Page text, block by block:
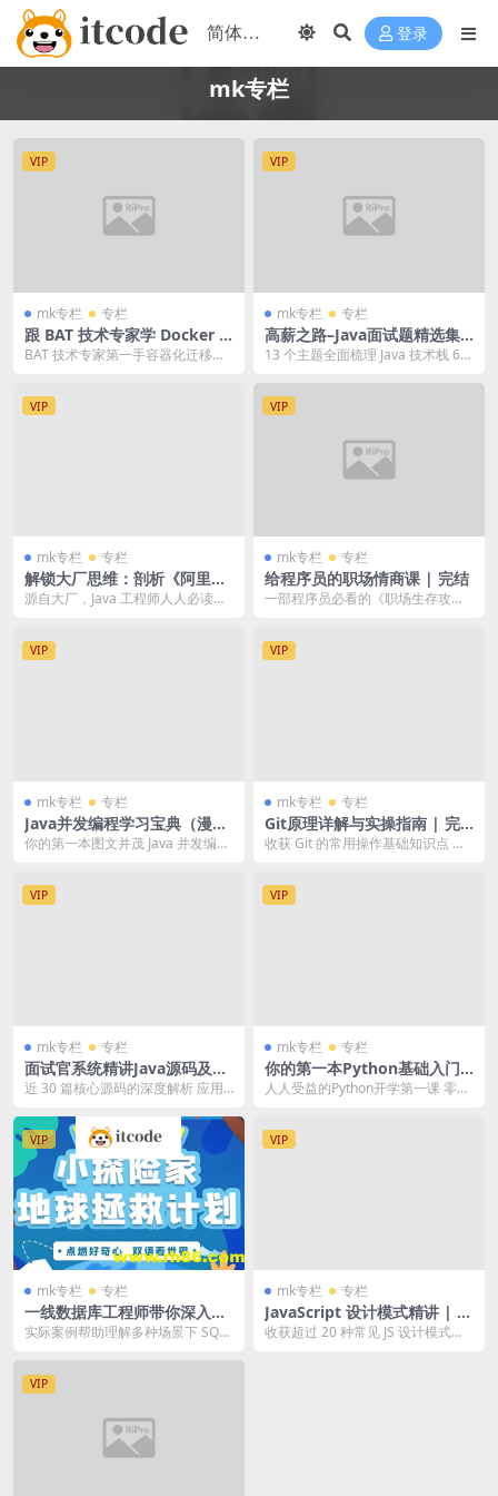
登录
mk专栏
VIP
mk专栏 专栏
跟 BAT 技术专家学 Docker +
K8S | 完结
BAT 技术专家第一手容器化迁移经
VIP
mk专栏 专栏
高薪之路–Java面试题精选集 |
完结
13 个主题全面梳理 Java 技术栈 60
VIP
mk专栏 专栏
解锁大厂思维：剖析《阿里巴
巴 Java 开发手册》 | 完结
源自大厂，Java 工程师人人必读的
VIP
mk专栏 专栏
给程序员的职场情商课 | 完结
一部程序员必看的《职场生存攻
VIP
mk专栏 专栏
Java并发编程学习宝典（漫画
版） | 完结
你的第一本图文并茂 Java 并发编程
VIP
mk专栏 专栏
Git原理详解与实操指南 | 完
结
收获 Git 的常用操作基础知识点 掌
VIP
mk专栏 专栏
面试官系统精讲Java源码及大
厂真题 | 完结
近 30 篇核心源码的深度解析 应用
验 总结最佳设...
VIP
mk专栏 专栏
你的第一本Python基础入门
书 | 完结
人人受益的Python开学第一课 零基
VIP
mk专栏 专栏
一线数据库工程师带你深入理
解 MySQL | 完结
实际案例帮助理解多种场景下 SQL
VIP
mk专栏 专栏
JavaScript 设计模式精讲 | 完
结
收获超过 20 种常见 JS 设计模式的
VIP